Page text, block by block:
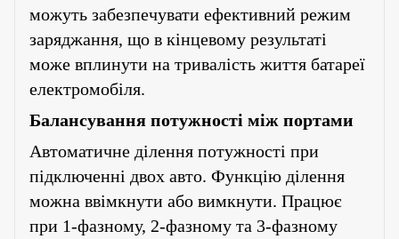
можуть забезпечувати ефективний режим
заряджання, що в кінцевому результаті
може вплинути на тривалість життя батареї
електромобіля.
Балансування потужності між портами
Автоматичне ділення потужності при
підключенні двох авто. Функцію ділення
можна ввімкнути або вимкнути. Працює
при 1-фазному, 2-фазному та 3-фазному